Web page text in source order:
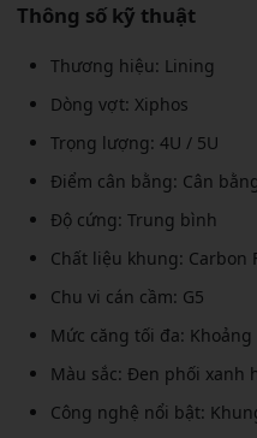
Thông số kỹ thuật
Thương hiệu: Lining
Dòng vợt: Xiphos
Trọng lượng: 4U / 5U
Điểm cân bằng: Cân
Độ cứng: Trung bình
Chất liệu khung: Carbon
Chu vi cán cầm: G5
Mức căng tối đa: Khoảng
Màu sắc: Đen phối xanh
Công nghệ nổi bật: